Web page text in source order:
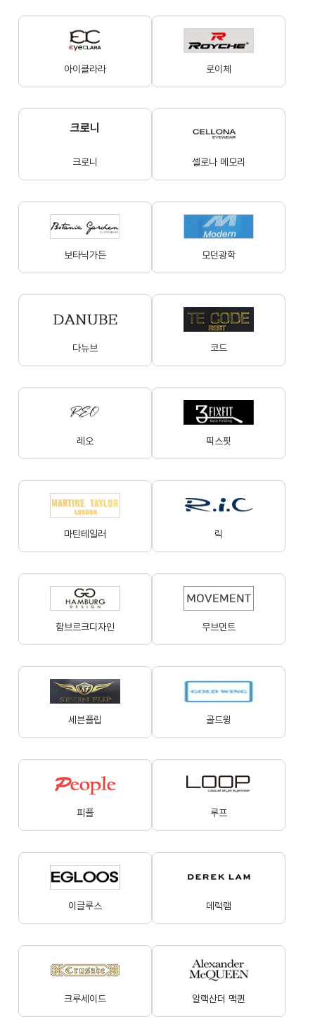
아이클라라 로이체
크로니
크로니 셀로나 메모리
보타닉가든 모던광학
다뉴브 코드
레오 픽스핏
마틴테일러 릭
함브르크디자인 무브먼트
세븐플립 골드윙
피플 루프
이글루스 데럭램
크루세이드 알랙산더 맥퀸